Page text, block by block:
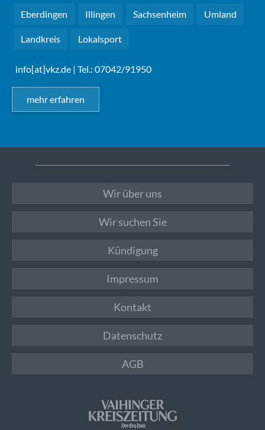
Eberdingen Illingen Sachsenheim Umland
Landkreis Lokalsport
info[at]vkz.de | Tel.: 07042/91950
mehr erfahren
Wir über uns
Wir suchen Sie
Kündigung
Impressum
Kontakt
Datenschutz
AGB